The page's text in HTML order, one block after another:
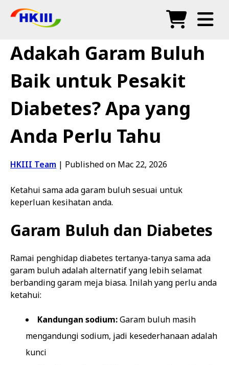
Soalan Lazim
Blog
Agen Sah
Kedai
Adakah Garam Buluh
Baik untuk Pesakit
Diabetes? Apa yang
Anda Perlu Tahu
HKIII Team | Published on Mac 22, 2026
Ketahui sama ada garam buluh sesuai untuk
keperluan kesihatan anda.
Garam Buluh dan Diabetes
Ramai penghidap diabetes tertanya-tanya sama ada
garam buluh adalah alternatif yang lebih selamat
berbanding garam meja biasa. Inilah yang perlu anda
ketahui:
Kandungan sodium:Garam buluh masih
mengandungi sodium, jadi kesederhanaan adalah
kunci